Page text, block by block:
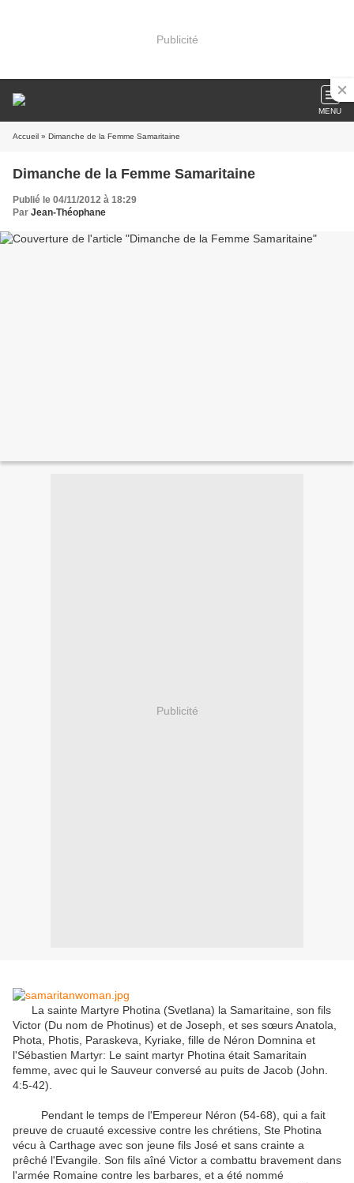
Publicité
MENU
Accueil » Dimanche de la Femme Samaritaine
Dimanche de la Femme Samaritaine
Publié le 04/11/2012 à 18:29
Par Jean-Théophane
Publicité
La sainte Martyre Photina (Svetlana) la Samaritaine, son fils
Victor (Du nom de Photinus) et de Joseph, et ses sœurs Anatola,
Phota, Photis, Paraskeva, Kyriake, fille de Néron Domnina et
l'Sébastien Martyr: Le saint martyr Photina était Samaritain
femme, avec qui le Sauveur conversé au puits de Jacob (John.
4:5-42).
Pendant le temps de l'Empereur Néron (54-68), qui a fait
preuve de cruauté excessive contre les chrétiens, Ste Photina
vécu à Carthage avec son jeune fils José et sans crainte a
prêché l'Evangile. Son fils aîné Victor a combattu bravement dans
l'armée Romaine contre les barbares, et a été nommé